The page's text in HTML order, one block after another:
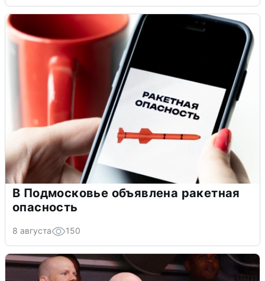
В Подмосковье объявлена ракетная
опасность
8 августа 150